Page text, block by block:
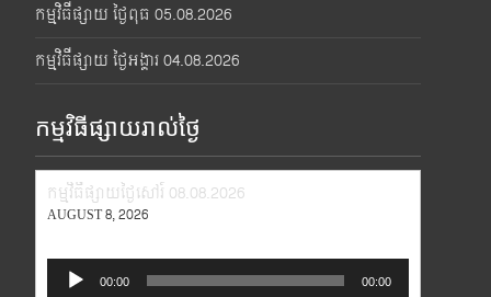
កម្មវិធីផ្សាយ ថ្ងៃពុធ 05.08.2026
កម្មវិធីផ្សាយ ថ្ងៃអង្គារ 04.08.2026
កម្មវិធីផ្សាយរាល់ថ្ងៃ
កម្មវិធីផ្សាយថ្ងៃសៅរ៍ 08.08.2026
AUGUST 8, 2026
Audio
00:00 00:00